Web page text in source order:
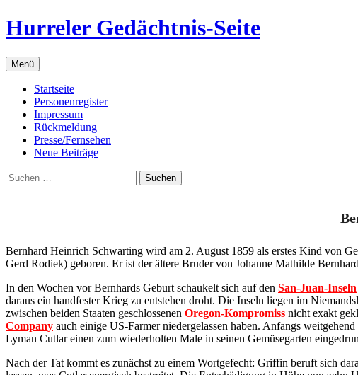
Zum
Inhalt
Hurreler Gedächtnis-Seite
Menü
Startseite
Personenregister
Impressum
Rückmeldung
Presse/Fernsehen
Neue Beiträge
Suchen
nach:
Bernhard Heinrich Schwarting wird am 2. August 1859 als erstes Kind von
Gerd Rodiek) geboren. Er ist der ältere Bruder von Johanne Mathilde
In den Wochen vor Bernhards Geburt schaukelt sich auf den San-Juan-Inseln
daraus ein handfester Krieg zu entstehen droht. Die Inseln liegen im
zwischen beiden Staaten geschlossenen Oregon-Kompromiss nicht exakt
Company auch einige US-Farmer niedergelassen haben. Anfangs
Lyman Cutlar einen zum wiederholten Male in seinen Gemüsegarten
Nach der Tat kommt es zunächst zu einem Wortgefecht: Griffin beruft sich